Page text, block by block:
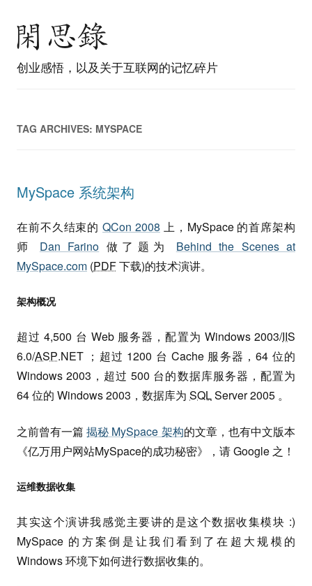
创业感悟，以及关于互联网的记忆碎片
TAG ARCHIVES: MYSPACE
MySpace 系统架构
在前不久结束的QCon 2008 上，MySpace 的首席架构
师 Dan Farino 做了题为 Behind the Scenes at
MySpace.com (PDF下载)的技术演讲。
架构概况
超过 4,500 台 Web 服务器，配置为 Windows 2003/IIS
6.0/ASP.NET ；超过 1200 台 Cache 服务器，64 位的
Windows 2003，超过 500 台的数据库服务器，配置为
64 位的 Windows 2003，数据库为 SQLServer 2005 。
之前曾有一篇揭秘 MySpace 架构的文章，也有中文版本
《亿万用户网站MySpace的成功秘密》，请 Google 之！
运维数据收集
其实这个演讲我感觉主要讲的是这个数据收集模块 :)
MySpace 的方案倒是让我们看到了在超大规模的
Windows 环境下如何进行数据收集的。